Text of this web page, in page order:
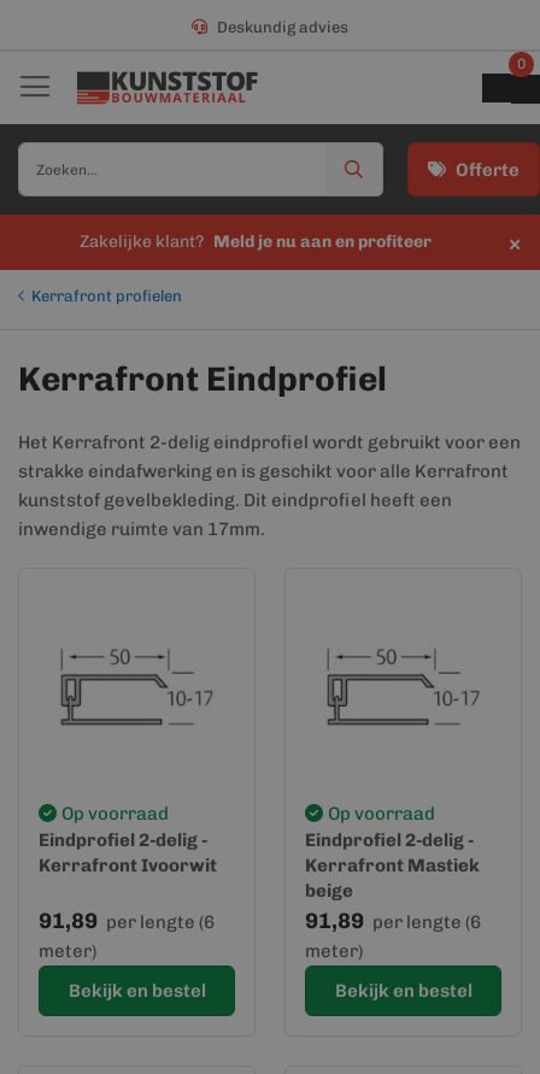
Deskundig advies
Offerte
0
Zakelijke klant? Meld je nu aan en profiteer ×
Kerrafront profielen
Kerrafront Eindprofiel
Het Kerrafront 2-delig eindprofiel wordt gebruikt voor een
strakke eindafwerking en is geschikt voor alle Kerrafront
kunststof gevelbekleding. Dit eindprofiel heeft een
inwendige ruimte van 17mm.
Op voorraad
Eindprofiel 2-delig -
Kerrafront Ivoorwit
91,89 per lengte (6
meter)
Bekijk en bestel
Op voorraad
Eindprofiel 2-delig -
Kerrafront Mastiek
beige
91,89 per lengte (6
meter)
Bekijk en bestel